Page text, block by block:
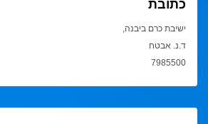
כתובת
ישיבת כרם ביבנה,
ד.נ. אבטח
7985500